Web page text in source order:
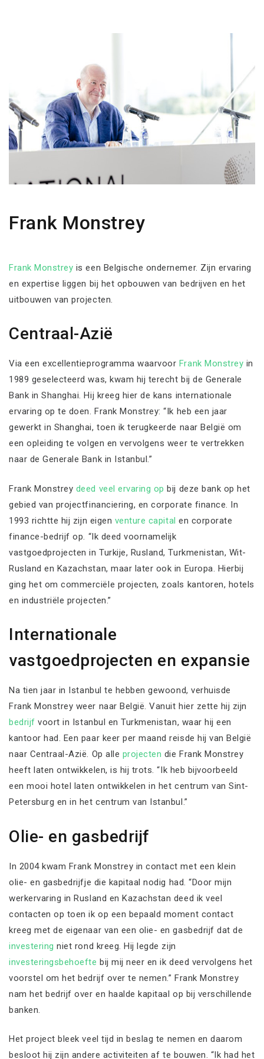
Frank Monstrey
Frank Monstrey is een Belgische ondernemer. Zijn ervaring
en expertise liggen bij het opbouwen van bedrijven en het
uitbouwen van projecten.
Centraal-Azië
Via een excellentieprogramma waarvoor Frank Monstrey in
1989 geselecteerd was, kwam hij terecht bij de Generale
Bank in Shanghai. Hij kreeg hier de kans internationale
ervaring op te doen. Frank Monstrey: “Ik heb een jaar
gewerkt in Shanghai, toen ik terugkeerde naar België om
een opleiding te volgen en vervolgens weer te vertrekken
naar de Generale Bank in Istanbul.”
Frank Monstrey deed veel ervaring op bij deze bank op het
gebied van projectfinanciering, en corporate finance. In
1993 richtte hij zijn eigen venture capital en corporate
finance-bedrijf op. “Ik deed voornamelijk
vastgoedprojecten in Turkije, Rusland, Turkmenistan, Wit-
Rusland en Kazachstan, maar later ook in Europa. Hierbij
ging het om commerciële projecten, zoals kantoren, hotels
en industriële projecten.”
Internationale
vastgoedprojecten en expansie
Na tien jaar in Istanbul te hebben gewoond, verhuisde
Frank Monstrey weer naar België. Vanuit hier zette hij zijn
bedrijf voort in Istanbul en Turkmenistan, waar hij een
kantoor had. Een paar keer per maand reisde hij van België
naar Centraal-Azië. Op alle projecten die Frank Monstrey
heeft laten ontwikkelen, is hij trots. “Ik heb bijvoorbeeld
een mooi hotel laten ontwikkelen in het centrum van Sint-
Petersburg en in het centrum van Istanbul.”
Olie- en gasbedrijf
In 2004 kwam Frank Monstrey in contact met een klein
olie- en gasbedrijfje die kapitaal nodig had. “Door mijn
werkervaring in Rusland en Kazachstan deed ik veel
contacten op toen ik op een bepaald moment contact
kreeg met de eigenaar van een olie- en gasbedrijf dat de
investering niet rond kreeg. Hij legde zijn
investeringsbehoefte bij mij neer en ik deed vervolgens het
voorstel om het bedrijf over te nemen.” Frank Monstrey
nam het bedrijf over en haalde kapitaal op bij verschillende
banken.
Het project bleek veel tijd in beslag te nemen en daarom
besloot hij zijn andere activiteiten af te bouwen. “Ik had het